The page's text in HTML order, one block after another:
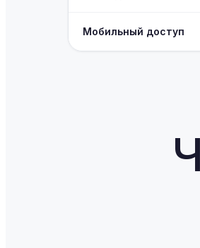
Мобильный доступ